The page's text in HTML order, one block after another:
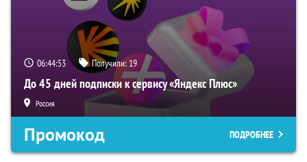
06:44:51 Получили: 19
До 45 дней подписки к сервису «Яндекс Плюс»
Россия
Промокод ПОДРОБНЕЕ